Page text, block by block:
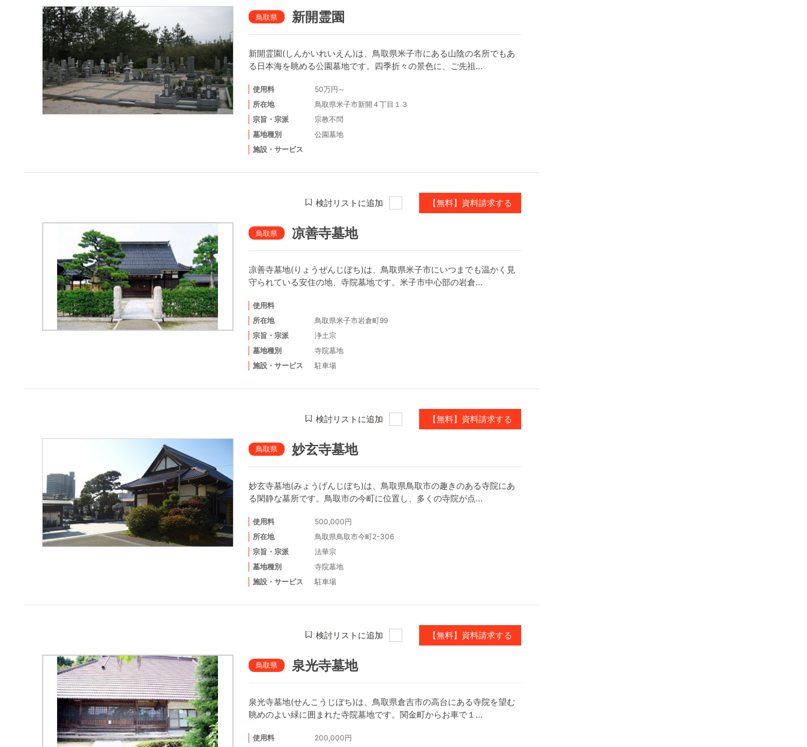
鳥取県 新開霊園
新開霊園(しんかいれいえん)は、鳥取県米子市にある山陰の名所でもあ
る日本海を眺める公園墓地です。四季折々の景色に、ご先祖...
使用料
50万円～
所在地
鳥取県米子市新開４丁目１３
宗旨・宗派
宗教不問
墓地種別
公園墓地
施設・サービス
検討リストに追加 【無料】資料請求する
鳥取県 凉善寺墓地
凉善寺墓地(りょうぜんじぼち)は、鳥取県米子市にいつまでも温かく見
守られている安住の地、寺院墓地です。米子市中心部の岩倉...
使用料
所在地
鳥取県米子市岩倉町99
宗旨・宗派
浄土宗
墓地種別
寺院墓地
施設・サービス
駐車場
検討リストに追加 【無料】資料請求する
鳥取県 妙玄寺墓地
妙玄寺墓地(みょうげんじぼち)は、鳥取県鳥取市の趣きのある寺院にあ
る閑静な墓所です。鳥取市の今町に位置し、多くの寺院が点...
使用料
500,000円
所在地
鳥取県鳥取市今町2-306
宗旨・宗派
法華宗
墓地種別
寺院墓地
施設・サービス
駐車場
検討リストに追加 【無料】資料請求する
鳥取県 泉光寺墓地
泉光寺墓地(せんこうじぼち)は、鳥取県倉吉市の高台にある寺院を望む
眺めのよい緑に囲まれた寺院墓地です。関金町からお車で１...
使用料
200,000円